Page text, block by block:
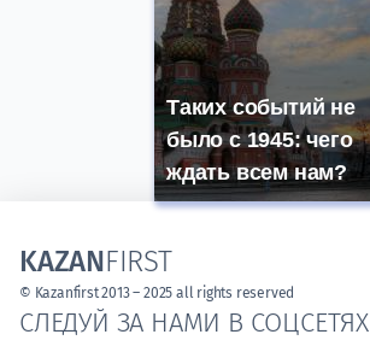
Таких событий не
было с 1945: чего
ждать всем нам?
СЛЕДУЙ ЗА НАМИ В СОЦСЕТЯХ
KAZANFIRST
© Kazanfirst 2013 – 2025 all rights reserved